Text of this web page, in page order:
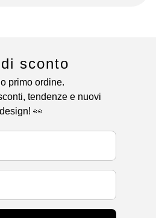
sconto
primo ordine.
tendenze e nuovi
design! 👀